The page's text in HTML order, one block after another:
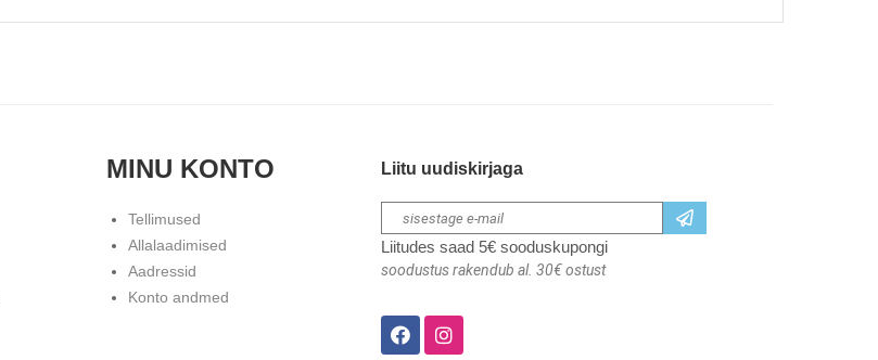
MINU KONTO
Tellimused
Allalaadimised
Aadressid
Konto andmed
Liitu uudiskirjaga
Liitudes saad 5€ sooduskupongi
soodustus rakendub al. 30€ ostust